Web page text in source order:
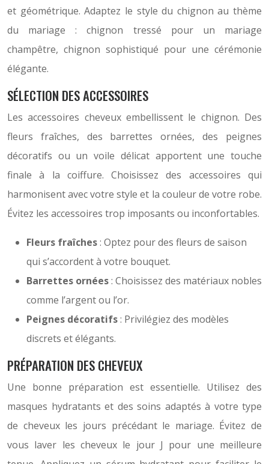
et géométrique. Adaptez le style du chignon au thème
du mariage : chignon tressé pour un mariage
champêtre, chignon sophistiqué pour une cérémonie
élégante.
SÉLECTION DES ACCESSOIRES
Les accessoires cheveux embellissent le chignon. Des
fleurs fraîches, des barrettes ornées, des peignes
décoratifs ou un voile délicat apportent une touche
finale à la coiffure. Choisissez des accessoires qui
harmonisent avec votre style et la couleur de votre robe.
Évitez les accessoires trop imposants ou inconfortables.
Fleurs fraîches: Optez pour des fleurs de saison
qui s’accordent à votre bouquet.
Barrettes ornées: Choisissez des matériaux nobles
comme l’argent ou l’or.
Peignes décoratifs: Privilégiez des modèles
discrets et élégants.
PRÉPARATION DES CHEVEUX
Une bonne préparation est essentielle. Utilisez des
masques hydratants et des soins adaptés à votre type
de cheveux les jours précédant le mariage. Évitez de
vous laver les cheveux le jour J pour une meilleure